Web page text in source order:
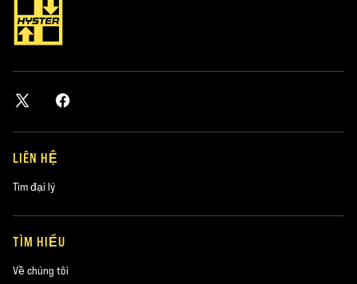
LIÊN HỆ
Tìm đại lý
TÌM HIỂU
Về chúng tôi